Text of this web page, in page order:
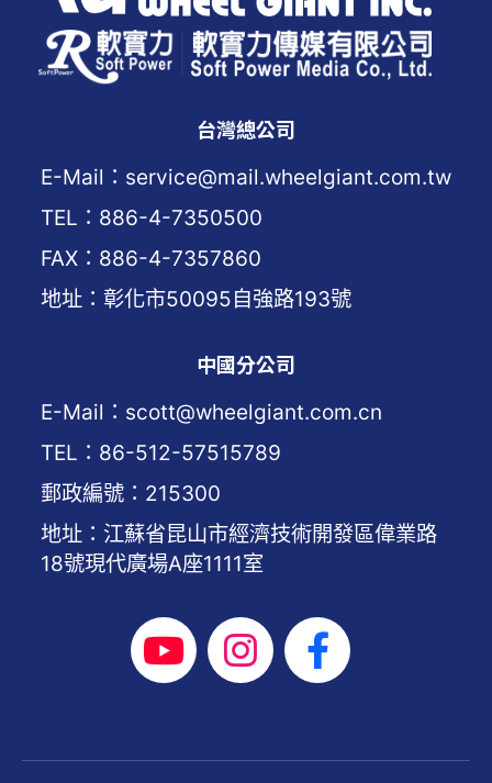
台灣總公司
E-Mail：service@mail.wheelgiant.com.tw
TEL：886-4-7350500
FAX：886-4-7357860
地址：彰化市50095自強路193號
中國分公司
E-Mail：scott@wheelgiant.com.cn
TEL：86-512-57515789
郵政編號：215300
地址：江蘇省昆山市經濟技術開發區偉業路
18號現代廣場A座1111室